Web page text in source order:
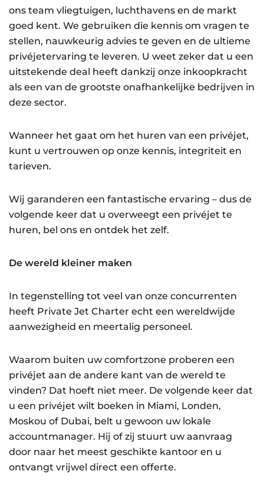
ons team vliegtuigen, luchthavens en de markt
goed kent. We gebruiken die kennis om vragen te
stellen, nauwkeurig advies te geven en de ultieme
privéjetervaring te leveren. U weet zeker dat u een
uitstekende deal heeft dankzij onze inkoopkracht
als een van de grootste onafhankelijke bedrijven in
deze sector.
Wanneer het gaat om het huren van een privéjet,
kunt u vertrouwen op onze kennis, integriteit en
tarieven.
Wij garanderen een fantastische ervaring – dus de
volgende keer dat u overweegt een privéjet te
huren, bel ons en ontdek het zelf.
De wereld kleiner maken
In tegenstelling tot veel van onze concurrenten
heeft Private Jet Charter echt een wereldwijde
aanwezigheid en meertalig personeel.
Waarom buiten uw comfortzone proberen een
privéjet aan de andere kant van de wereld te
vinden? Dat hoeft niet meer. De volgende keer dat
u een privéjet wilt boeken in Miami, Londen,
Moskou of Dubai, belt u gewoon uw lokale
accountmanager. Hij of zij stuurt uw aanvraag
door naar het meest geschikte kantoor en u
ontvangt vrijwel direct een offerte.